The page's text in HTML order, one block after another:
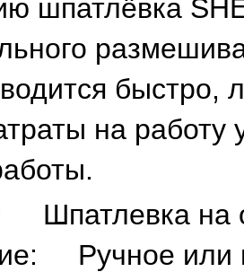
шпатлёвка
быстро,
на
Шпатлевка на
Ручное или